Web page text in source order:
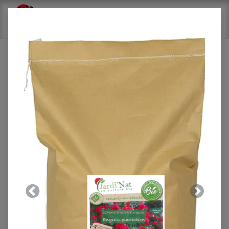
Tous les produits
Précedent Suivant